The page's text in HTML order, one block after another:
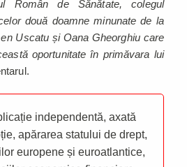
Român de Sănătate, colegul
două doamne minunate de la
Uscatu și Oana Gheorghiu care
oportunitate în primăvara lui
independentă, axată
apărarea statului de drept,
europene și euroatlantice,